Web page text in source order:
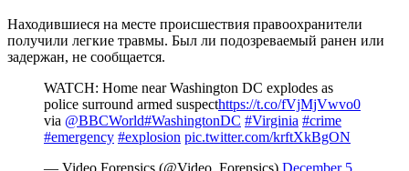
Находившиеся на месте происшествия правоохранители
получили легкие травмы. Был ли подозреваемый ранен или
задержан, не сообщается.
WATCH: Home near Washington DC explodes as
police surround armed suspecthttps://t.co/fVjMjVwvo0
via @BBCWorld#WashingtonDC #Virginia #crime
#emergency #explosion pic.twitter.com/krftXkBgON
— Video Forensics (@Video_Forensics) December 5,